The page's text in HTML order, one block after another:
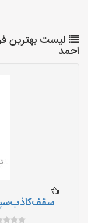
لیست بهترین
احمد